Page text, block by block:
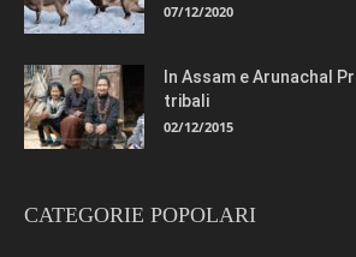
07/12/2020
In Assam e Arunachal
tribali
02/12/2015
CATEGORIE POPOLARI